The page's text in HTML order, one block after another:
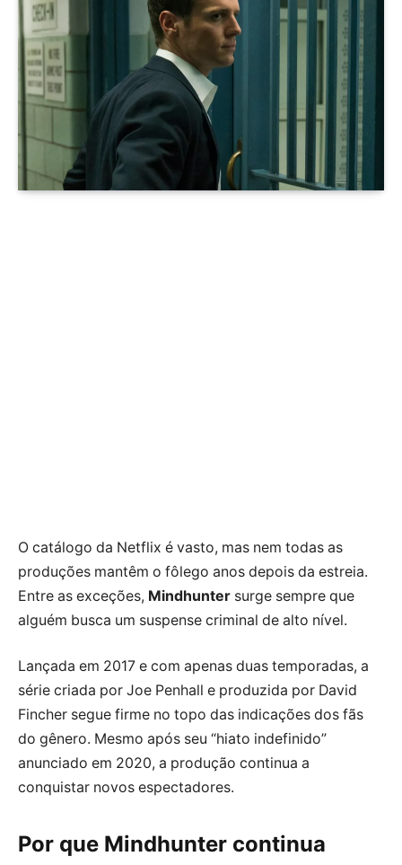
O catálogo da Netflix é vasto, mas nem todas as
produções mantêm o fôlego anos depois da estreia.
Entre as exceções, Mindhunter surge sempre que
alguém busca um suspense criminal de alto nível.
Lançada em 2017 e com apenas duas temporadas, a
série criada por Joe Penhall e produzida por David
Fincher segue firme no topo das indicações dos fãs
do gênero. Mesmo após seu “hiato indefinido”
anunciado em 2020, a produção continua a
conquistar novos espectadores.
Por que Mindhunter continua